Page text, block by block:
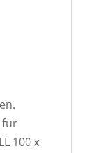
für
100 x